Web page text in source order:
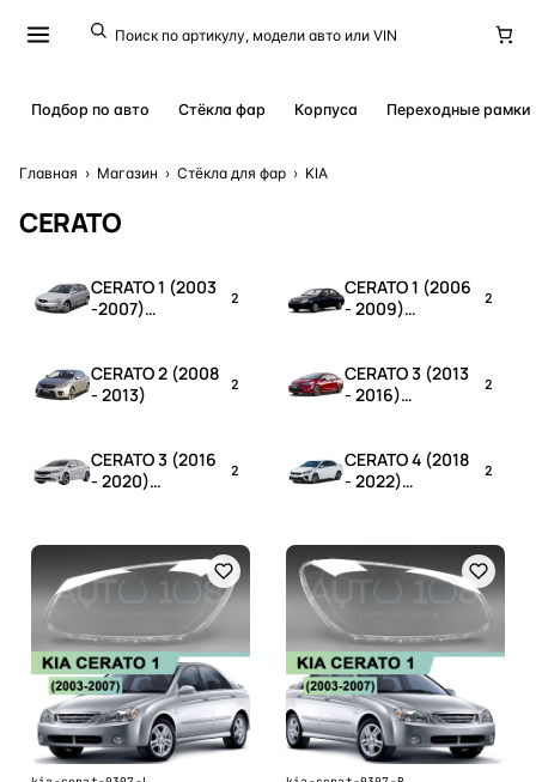
Подбор по авто Стёкла фар Корпуса Переходные рамки
Главная › Магазин › Стёкла для фар › KIA
CERATO
CERATO 1 (2003
-2007)
2
CERATO 1 (2006
- 2009)
2
CERATO 2 (2008
- 2013)
2
CERATO 3 (2013
- 2016)
2
CERATO 3 (2016
- 2020)
2
CERATO 4 (2018
- 2022)
2